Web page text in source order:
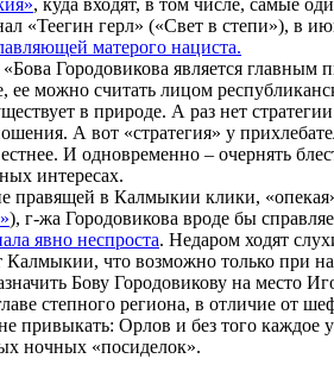
«Теегин герл» («Свет в степи»), в
матерого нациста.
Городовикова является
можно считать лицом
в природе. А раз нет
А вот «стратегия» у
И одновременно – очернять
интересах.
правящей в Калмыкии клики,
), г-жа Городовикова вроде бы
явно неспроста. Недаром ходят
что возможно только при
Бову Городовикову на место
степного региона, в отличие от
привыкать: Орлов и без того
ночных «посиделок».